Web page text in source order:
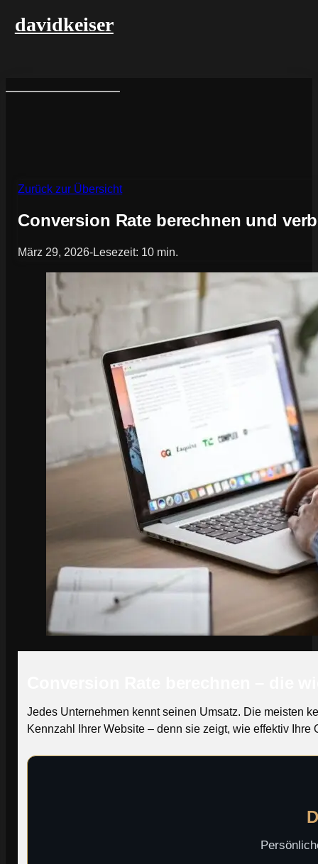
davidkeiser
Zurück zur Übersicht
Conversion Rate berechnen und
März 29, 2026-Lesezeit: 10 min.
Jedes Unternehmen kennt seinen Umsatz. Die meisten
Kennzahl Ihrer Website – denn sie zeigt, wie effektiv